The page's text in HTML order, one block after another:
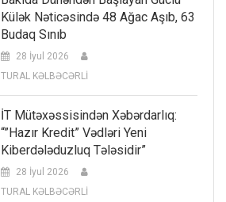
Külək Nəticəsində 48 Ağac Aşıb, 63
Budaq Sınıb
28 İyul 2026
TURAL KƏLBƏCƏRLİ
İT Mütəxəssisindən Xəbərdarlıq:
“”Hazır Kredit” Vədləri Yeni
Kiberdələduzluq Tələsidir”
28 İyul 2026
TURAL KƏLBƏCƏRLİ